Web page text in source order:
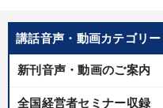
講話音声・動画カテゴリー
新刊音声・動画のご案内
全国経営者セミナー収録